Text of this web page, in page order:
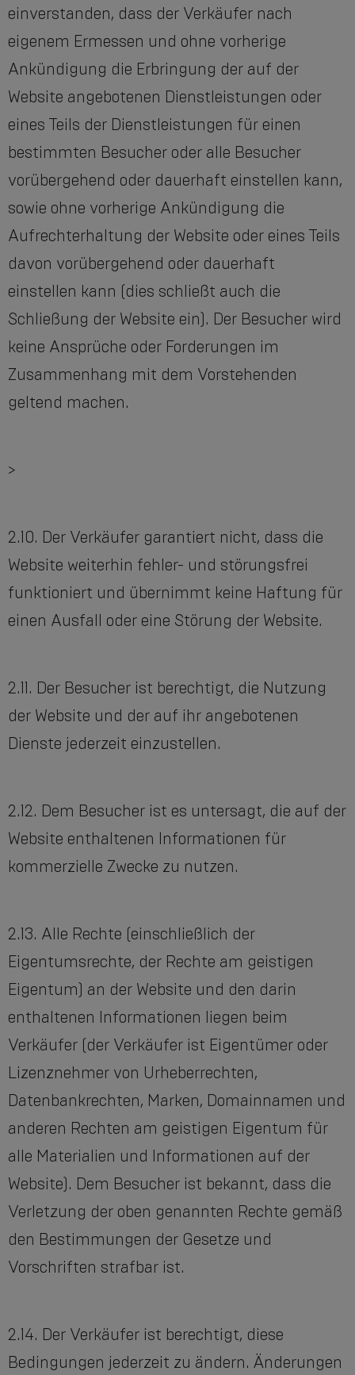
einverstanden, dass der Verkäufer nach
eigenem Ermessen und ohne vorherige
Ankündigung die Erbringung der auf der
Website angebotenen Dienstleistungen oder
eines Teils der Dienstleistungen für einen
bestimmten Besucher oder alle Besucher
vorübergehend oder dauerhaft einstellen kann,
sowie ohne vorherige Ankündigung die
Aufrechterhaltung der Website oder eines Teils
davon vorübergehend oder dauerhaft
einstellen kann (dies schließt auch die
Schließung der Website ein). Der Besucher wird
keine Ansprüche oder Forderungen im
Zusammenhang mit dem Vorstehenden
geltend machen.
>
2.10. Der Verkäufer garantiert nicht, dass die
Website weiterhin fehler- und störungsfrei
funktioniert und übernimmt keine Haftung für
einen Ausfall oder eine Störung der Website.
2.11. Der Besucher ist berechtigt, die Nutzung
der Website und der auf ihr angebotenen
Dienste jederzeit einzustellen.
2.12. Dem Besucher ist es untersagt, die auf der
Website enthaltenen Informationen für
kommerzielle Zwecke zu nutzen.
2.13. Alle Rechte (einschließlich der
Eigentumsrechte, der Rechte am geistigen
Eigentum) an der Website und den darin
enthaltenen Informationen liegen beim
Verkäufer (der Verkäufer ist Eigentümer oder
Lizenznehmer von Urheberrechten,
Datenbankrechten, Marken, Domainnamen und
anderen Rechten am geistigen Eigentum für
alle Materialien und Informationen auf der
Website). Dem Besucher ist bekannt, dass die
Verletzung der oben genannten Rechte gemäß
den Bestimmungen der Gesetze und
Vorschriften strafbar ist.
2.14. Der Verkäufer ist berechtigt, diese
Bedingungen jederzeit zu ändern. Änderungen